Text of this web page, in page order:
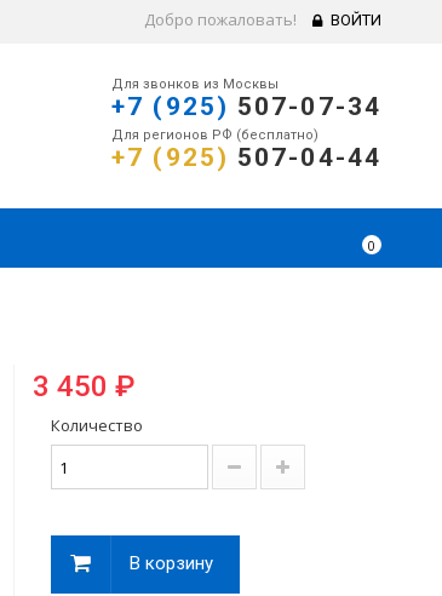
Добро пожаловать! ВОЙТИ
Для звонков из Москвы
+7 (925) 507-07-34
Для регионов РФ (бесплатно)
+7 (925) 507-04-44
0
3 450 ₽
Количество
В корзину